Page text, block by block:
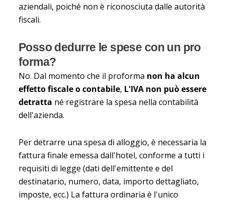
aziendali, poiché non è riconosciuta dalle autorità
fiscali.
Posso dedurre le spese con un pro
forma?
No. Dal momento che il proforma non ha alcun
effetto fiscale o contabile, L'IVA non può essere
detratta né registrare la spesa nella contabilità
dell'azienda.
Per detrarre una spesa di alloggio, è necessaria la
fattura finale emessa dall'hotel, conforme a tutti i
requisiti di legge (dati dell'emittente e del
destinatario, numero, data, importo dettagliato,
imposte, ecc.) La fattura ordinaria è l'unico